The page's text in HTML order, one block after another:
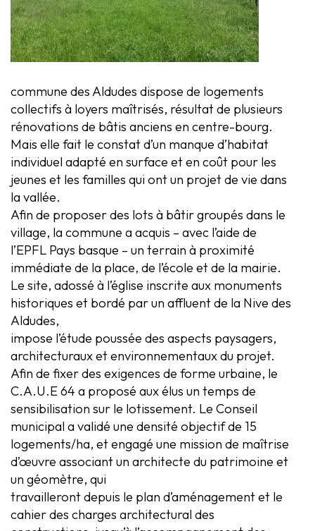
commune des Aldudes dispose de logements
collectifs à loyers maîtrisés, résultat de plusieurs
rénovations de bâtis anciens en centre-bourg.
Mais elle fait le constat d’un manque d’habitat
individuel adapté en surface et en coût pour les
jeunes et les familles qui ont un projet de vie dans
la vallée.
Afin de proposer des lots à bâtir groupés dans le
village, la commune a acquis – avec l’aide de
l’EPFL Pays basque – un terrain à proximité
immédiate de la place, de l’école et de la mairie.
Le site, adossé à l’église inscrite aux monuments
historiques et bordé par un affluent de la Nive des
Aldudes,
impose l’étude poussée des aspects paysagers,
architecturaux et environnementaux du projet.
Afin de fixer des exigences de forme urbaine, le
C.A.U.E 64 a proposé aux élus un temps de
sensibilisation sur le lotissement. Le Conseil
municipal a validé une densité objectif de 15
logements/ha, et engagé une mission de maîtrise
d’œuvre associant un architecte du patrimoine et
un géomètre, qui
travailleront depuis le plan d’aménagement et le
cahier des charges architectural des